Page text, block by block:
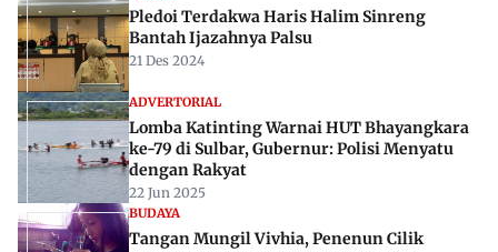
Pledoi Terdakwa Haris Halim Sinreng
Bantah Ijazahnya Palsu
21 Des 2024
ADVERTORIAL
Lomba Katinting Warnai HUT Bhayangkara
ke-79 di Sulbar, Gubernur: Polisi Menyatu
dengan Rakyat
22 Jun 2025
BUDAYA
Tangan Mungil Vivhia, Penenun Cilik